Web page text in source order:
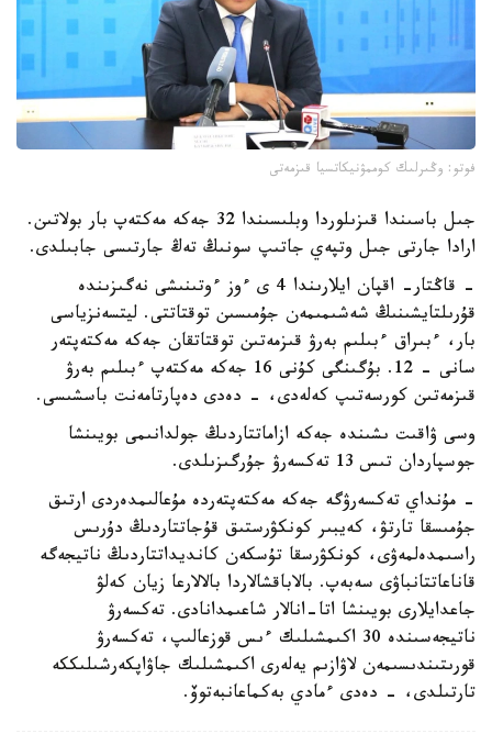
فوتو: وڭىرلىك كوممۋنيكاتسيا قىزمەتى
جىل باسىندا قىزىلوردا وبلىسىندا 32 جەكە مەكتەپ بار بولاتىن.
ارادا جارتى جىل وتپەي جاتىپ سونىڭ تەڭ جارتىسى جابىلدى.
- قاڭتار- اقپان ايلارىندا 4 ى ءوز ءوتىنىشى نەگىزىندە
قۇرىلتايشىنىڭ شەشىمىمەن جۇمىسىن توقتاتتى. ليتسەنزياسى
بار، ءبىراق ءبىلىم بەرۋ قىزمەتىن توقتاتقان جەكە مەكتەپتەر
سانى - 12. بۇگىنگى كۇنى 16 جەكە مەكتەپ ءبىلىم بەرۋ
قىزمەتىن كورسەتىپ كەلەدى، - دەدى دەپارتامەنت باسشىسى.
وسى ۋاقىت ىشىندە جەكە ازاماتتاردىڭ جولدانىمى بويىنشا
جوسپاردان تىس 13 تەكسەرۋ جۇرگىزىلدى.
- مۇنداي تەكسەرۋگە جەكە مەكتەپتەردە مۇعالىمدەردى ارتىق
جۇمىسقا تارتۋ، كەيبىر كونكۋرستىق قۇجاتتاردىڭ دۇرىس
راسىمدەلمەۋى، كونكۋرسقا تۇسكەن كانديداتتاردىڭ ناتيجەگە
قاناعاتتانباۋى سەبەپ. بالاباقشالاردا بالالارعا زيان كەلۋ
جاعدايلارى بويىنشا اتا-انالار شاعىمدانادى. تەكسەرۋ
ناتيجەسىندە 30 اكىمشىلىك ءىس قوزعالىپ، تەكسەرۋ
قورىتىندىسىمەن لاۋازىم يەلەرى اكىمشىلىك جاۋاپكەرشىلىككە
تارتىلدى، - دەدى ءمادي بەكماعانبەتوۆ.